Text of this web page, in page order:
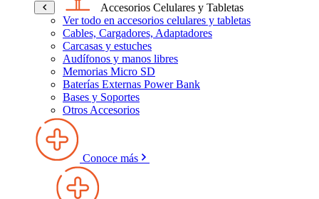
Accesorios Celulares y Tabletas
Ver todo en accesorios celulares y tabletas
Cables, Cargadores, Adaptadores
Carcasas y estuches
Audífonos y manos libres
Memorias Micro SD
Baterías Externas Power Bank
Bases y Soportes
Otros Accesorios
Conoce más